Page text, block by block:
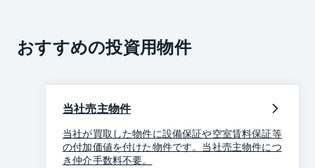
おすすめの投資用物件
当社売主物件
当社が買取した物件に設備保証や空室賃料保証等
の付加価値を付けた物件です。当社売主物件につ
き仲介手数料不要。